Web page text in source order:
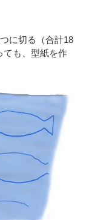
に切る（合計18
ても、型紙を作